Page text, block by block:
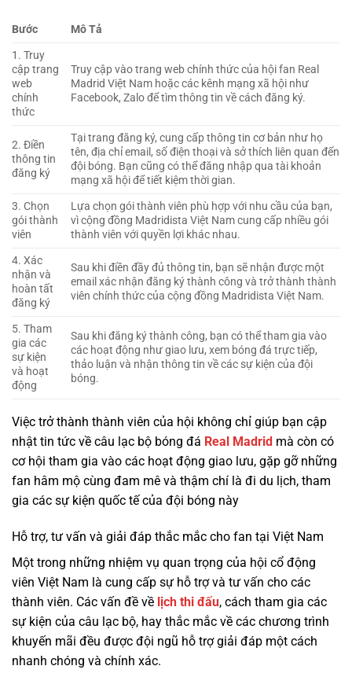
Bước
Mô Tả
1. Truy
cập trang
web
chính
thức
Truy cập vào trang web chính thức của hội fan Real
Madrid Việt Nam hoặc các kênh mạng xã hội như
Facebook, Zalo để tìm thông tin về cách đăng ký.
2. Điền
thông tin
đăng ký
Tại trang đăng ký, cung cấp thông tin cơ bản như họ
tên, địa chỉ email, số điện thoại và sở thích liên quan đến
đội bóng. Bạn cũng có thể đăng nhập qua tài khoản
mạng xã hội để tiết kiệm thời gian.
3. Chọn
gói thành
viên
Lựa chọn gói thành viên phù hợp với nhu cầu của bạn,
vì cộng đồng Madridista Việt Nam cung cấp nhiều gói
thành viên với quyền lợi khác nhau.
4. Xác
nhận và
hoàn tất
đăng ký
Sau khi điền đầy đủ thông tin, bạn sẽ nhận được một
email xác nhận đăng ký thành công và trở thành thành
viên chính thức của cộng đồng Madridista Việt Nam.
5. Tham
gia các
sự kiện
và hoạt
động
Sau khi đăng ký thành công, bạn có thể tham gia vào
các hoạt động như giao lưu, xem bóng đá trực tiếp,
thảo luận và nhận thông tin về các sự kiện của đội
bóng.
Việc trở thành thành viên của hội không chỉ giúp bạn cập
nhật tin tức về câu lạc bộ bóng đá Real Madrid mà còn có
cơ hội tham gia vào các hoạt động giao lưu, gặp gỡ những
fan hâm mộ cùng đam mê và thậm chí là đi du lịch, tham
gia các sự kiện quốc tế của đội bóng này
Hỗ trợ, tư vấn và giải đáp thắc mắc cho fan tại Việt Nam
Một trong những nhiệm vụ quan trọng của hội cổ động
viên Việt Nam là cung cấp sự hỗ trợ và tư vấn cho các
thành viên. Các vấn đề về lịch thi đấu, cách tham gia các
sự kiện của câu lạc bộ, hay thắc mắc về các chương trình
khuyến mãi đều được đội ngũ hỗ trợ giải đáp một cách
nhanh chóng và chính xác.